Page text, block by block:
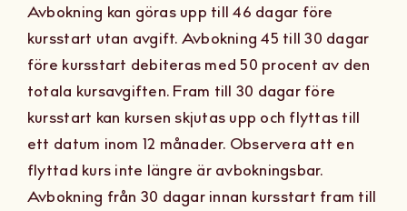
Avbokning kan göras upp till 46 dagar före
kursstart utan avgift. Avbokning 45 till 30 dagar
före kursstart debiteras med 50 procent av den
totala kursavgiften. Fram till 30 dagar före
kursstart kan kursen skjutas upp och flyttas till
ett datum inom 12 månader. Observera att en
flyttad kurs inte längre är avbokningsbar.
Avbokning från 30 dagar innan kursstart fram till